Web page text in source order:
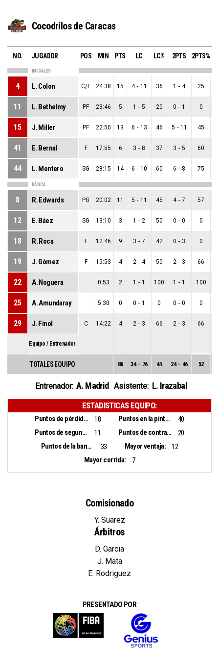
Cocodrilos de Caracas
NO. JUGADOR POS MIN PTS LC LC% 2PTS 2PTS%
INICIALES
4 L. Colon C/F 24:38 15 4 - 11 36 1 - 4 25
11 L. Bethelmy PF 23:46 5 1 - 5 20 0 - 1 0
15 J. Miller PF 22:50 13 6 - 13 46 5 - 11 45
41 E. Bernal F 17:55 6 3 - 8 37 3 - 5 60
44 L. Montero SG 28:15 14 6 - 10 60 6 - 8 75
BANCA
8 R. Edwards PG 20:02 11 5 - 11 45 4 - 7 57
12 E. Báez SG 13:10 3 1 - 2 50 0 - 0 0
18 R. Roca F 12:46 9 3 - 7 42 0 - 3 0
19 J. Gómez F 15:53 4 2 - 4 50 2 - 3 66
22 A. Noguera 0:53 2 1 - 1 100 1 - 1 100
25 A. Amundaray 5:30 0 0 - 1 0 0 - 0 0
29 J. Finol C 14:22 4 2 - 3 66 2 - 3 66
Equipo / Entrenador
TOTALES EQUIPO 86 34 - 76 44 24 - 46 52
Entrenador: A. Madrid Asistente: L. Irazabal
ESTADISTICAS EQUIPO:
Puntos de pérdidas: 18 Puntos en la pintura:
40
Puntos de segunda oportunidad:
11 Puntos de contra ataque:
20
Puntos de la banca:
33 Mayor ventaja:
12
Mayor corrida:
7
Comisionado
Y. Suarez
Árbitros
D. Garcia
J. Mata
E. Rodriguez
PRESENTADO POR